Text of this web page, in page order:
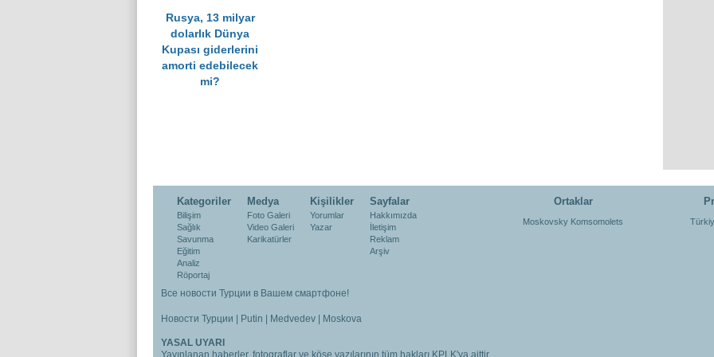
Rusya, 13 milyar
dolarlık Dünya
Kupası giderlerini
amorti edebilecek
mi?
Kategoriler
Bilişim
Sağlık
Savunma
Eğitim
Analiz
Röportaj
Medya
Foto Galeri
Video Galeri
Karikatürler
Kişilikler
Yorumlar
Yazar
Sayfalar
Hakkımızda
İletişim
Reklam
Arşiv
Ortaklar
Moskovsky Komsomolets
Все новости Турции в Вашем смартфоне!
Новости Турции Putin Medvedev Moskova
YASAL UYARI
Yayınlanan haberler, fotograflar ve köşe yazılarının tüm hakları KPLK'ya aittir.